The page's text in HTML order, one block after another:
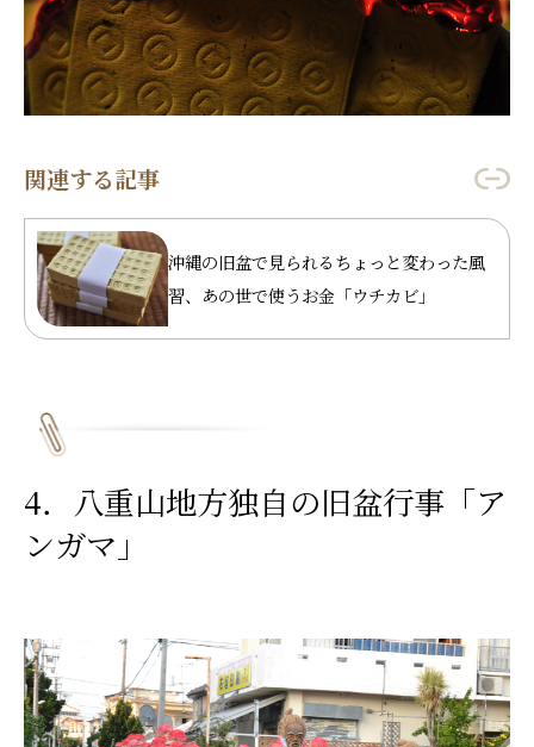
関連する記事
沖縄の旧盆で見られるちょっと変わった風
習、あの世で使うお金「ウチカビ」
4．八重山地方独自の旧盆行事「ア
ンガマ」